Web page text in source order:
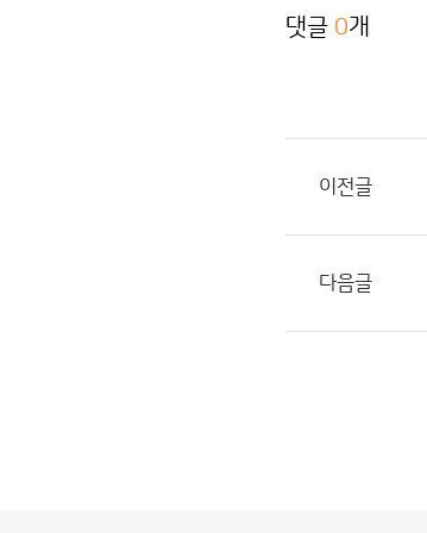
댓글 0개
이전글
다음글